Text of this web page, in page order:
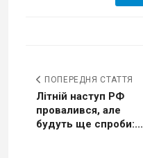
ПОПЕРЕДНЯ СТАТТЯ
Літній наступ РФ
провалився, але
будуть ще спроби:...